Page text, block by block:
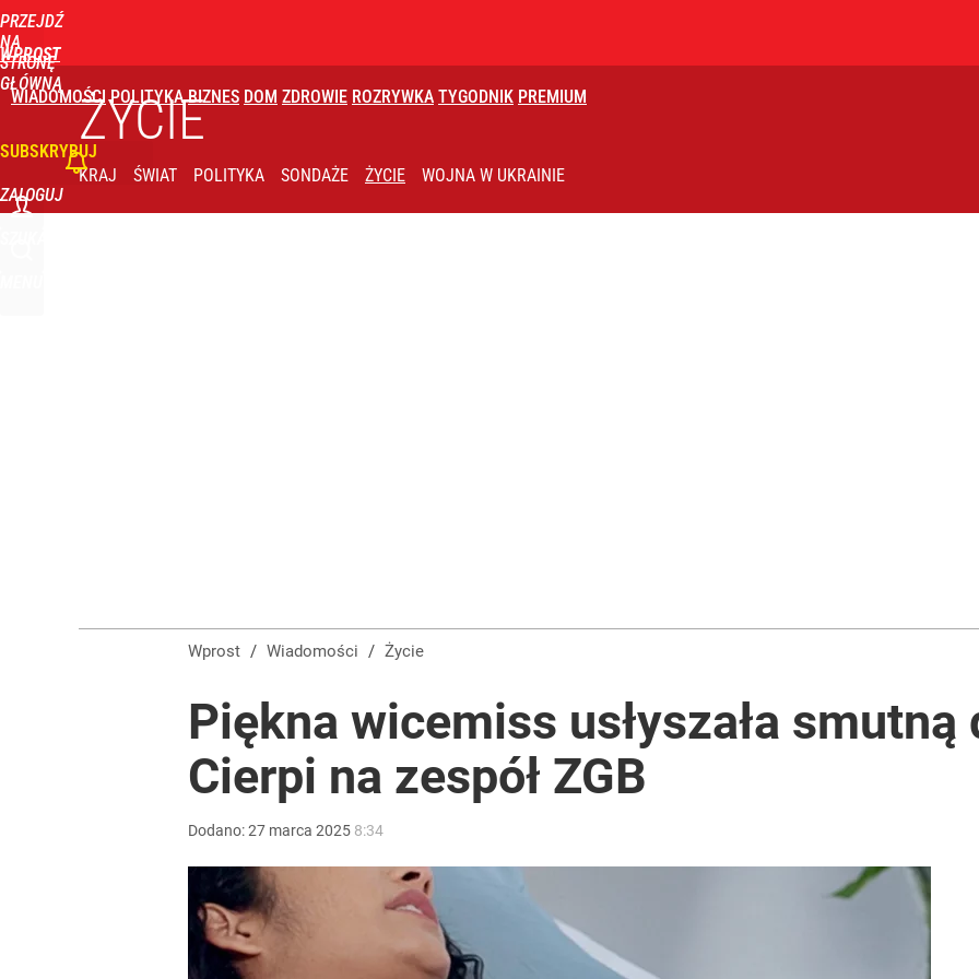
PRZEJDŹ
NA
STRONĘ
GŁÓWNĄ
WPROST
WIADOMOŚCI POLITYKA BIZNES DOM ZDROWIE ROZRYWKA TYGODNIK PREMIUM
SUBSKRYBUJ
ZALOGUJ
ŻYCIE
KRAJ ŚWIAT POLITYKA SONDAŻE ŻYCIE WOJNA W UKRAINIE
Wprost / Wiadomości / Życie
Piękna wicemiss usłyszała smutną
Cierpi na zespół ZGB
Dodano:27 marca 2025 8:34